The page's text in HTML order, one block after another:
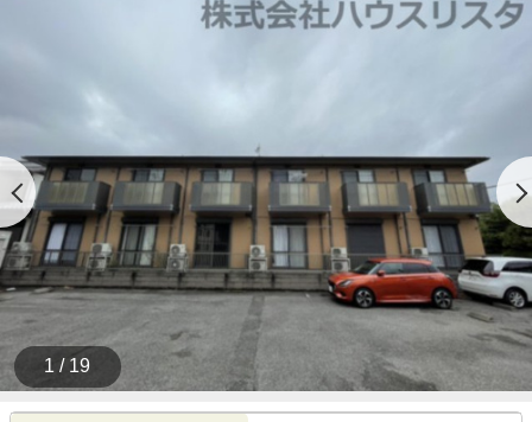
1 / 19